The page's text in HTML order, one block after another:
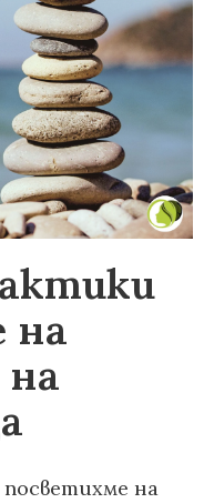
на
на